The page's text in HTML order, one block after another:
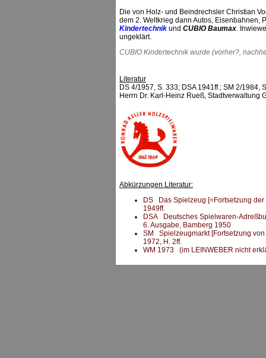
Die von Holz- und Beindrechsler Christian
dem 2. Weltkrieg dann Autos,
Kindertechnik und CUBIO Baumax.
ungeklärt.
CUBIO Kindertechnik wurde (vorher?,
Literatur
DS 4/1957, S. 333; DSA 1941ff.; SM 2/1984,
Herrn Dr. Karl-Heinz Rueß, Stadtverwaltung
Abkürzungen Literatur:
DS Das Spielzeug [=Fortsetzung der
1949ff.
DSA Deutsches Spielwaren-
6. Ausgabe, Bamberg 1950
SM Spielzeugmarkt [Fortsetzung
1972, H. 2ff.
WM 1973 (im LEINWEBER nicht